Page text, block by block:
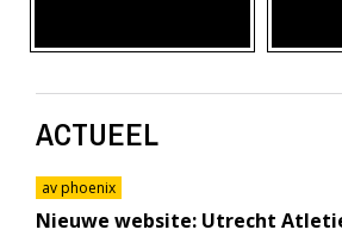
ACTUEEL
av phoenix
Nieuwe website: Utrecht